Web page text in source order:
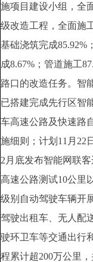
施项目建设小组，全
级改造工程，全面施
基础浇筑完成85.92%
成8.67%；管道施工
路口的改造任务。智
已搭建完成先行区智
车高速公路及快速路
施细则；计划11月22
2月底发布智能网联
高速公路测试10公里
级别自动驾驶车辆开
驾驶出租车、无人配
驶环卫车等交通出行
程累计超200万公里